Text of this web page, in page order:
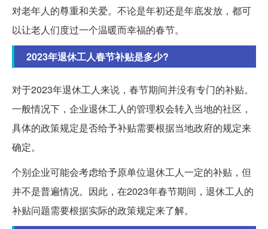
对老年人的尊重和关爱。不论是年初还是年底发放，都可
以让老人们度过一个温暖而幸福的春节。
2023年退休工人春节补贴是多少?
对于2023年退休工人来说，春节期间并没有专门的补贴。
一般情况下，企业退休工人的管理权会转入当地的社区，
具体的政策规定是否给予补贴需要根据当地政府的规定来
确定。
个别企业可能会考虑给予原单位退休工人一定的补贴，但
并不是普遍情况。因此，在2023年春节期间，退休工人的
补贴问题需要根据实际的政策规定来了解。